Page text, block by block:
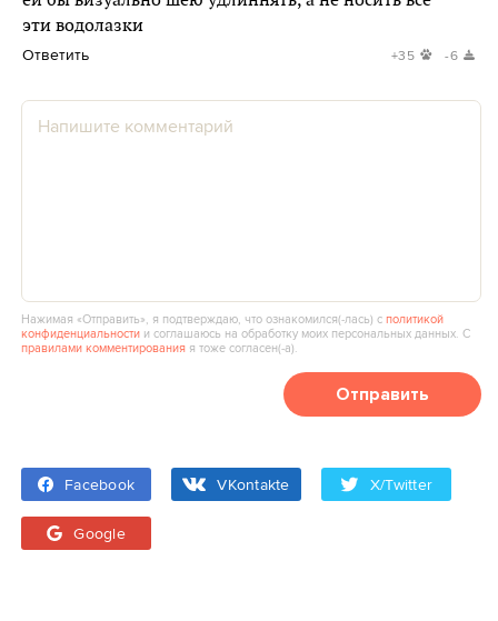
эти водолазки
Ответить +35 -6
Нажимая «Отправить», я подтверждаю, что ознакомился(‑лась) сполитикой
конфиденциальности и соглашаюсь на обработку моих персональных данных. С
правилами комментирования я тоже согласен(‑а).
Отправить
Facebook VKontakte X/Twitter
Google